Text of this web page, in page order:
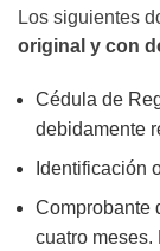
Los siguientes
original y con
Cédula de
debidamente
Identificación
Comprobante
cuatro meses.